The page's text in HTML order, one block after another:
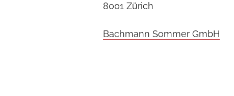
8001 Zürich
Bachmann Sommer GmbH